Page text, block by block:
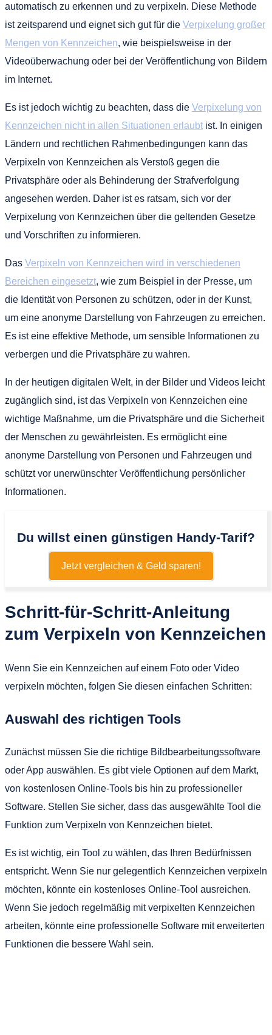
automatisch zu erkennen und zu verpixeln. Diese Methode
ist zeitsparend und eignet sich gut für die Verpixelung großer
Mengen von Kennzeichen, wie beispielsweise in der
Videoüberwachung oder bei der Veröffentlichung von Bildern
im Internet.
Es ist jedoch wichtig zu beachten, dass die Verpixelung von
Kennzeichen nicht in allen Situationen erlaubt ist. In einigen
Ländern und rechtlichen Rahmenbedingungen kann das
Verpixeln von Kennzeichen als Verstoß gegen die
Privatsphäre oder als Behinderung der Strafverfolgung
angesehen werden. Daher ist es ratsam, sich vor der
Verpixelung von Kennzeichen über die geltenden Gesetze
und Vorschriften zu informieren.
Das Verpixeln von Kennzeichen wird in verschiedenen
Bereichen eingesetzt, wie zum Beispiel in der Presse, um
die Identität von Personen zu schützen, oder in der Kunst,
um eine anonyme Darstellung von Fahrzeugen zu erreichen.
Es ist eine effektive Methode, um sensible Informationen zu
verbergen und die Privatsphäre zu wahren.
In der heutigen digitalen Welt, in der Bilder und Videos leicht
zugänglich sind, ist das Verpixeln von Kennzeichen eine
wichtige Maßnahme, um die Privatsphäre und die Sicherheit
der Menschen zu gewährleisten. Es ermöglicht eine
anonyme Darstellung von Personen und Fahrzeugen und
schützt vor unerwünschter Veröffentlichung persönlicher
Informationen.
Du willst einen günstigen Handy-Tarif?
Jetzt vergleichen & Geld sparen!
Schritt-für-Schritt-Anleitung
zum Verpixeln von Kennzeichen
Wenn Sie ein Kennzeichen auf einem Foto oder Video
verpixeln möchten, folgen Sie diesen einfachen Schritten:
Auswahl des richtigen Tools
Zunächst müssen Sie die richtige Bildbearbeitungssoftware
oder App auswählen. Es gibt viele Optionen auf dem Markt,
von kostenlosen Online-Tools bis hin zu professioneller
Software. Stellen Sie sicher, dass das ausgewählte Tool die
Funktion zum Verpixeln von Kennzeichen bietet.
Es ist wichtig, ein Tool zu wählen, das Ihren Bedürfnissen
entspricht. Wenn Sie nur gelegentlich Kennzeichen verpixeln
möchten, könnte ein kostenloses Online-Tool ausreichen.
Wenn Sie jedoch regelmäßig mit verpixelten Kennzeichen
arbeiten, könnte eine professionelle Software mit erweiterten
Funktionen die bessere Wahl sein.